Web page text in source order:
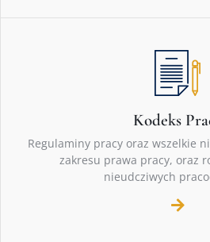
Kodeks
Regulaminy pracy oraz wszelkie
zakresu prawa pracy, oraz
nieudcziwych